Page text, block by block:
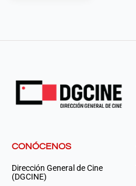
CONÓCENOS
Dirección General de Cine
(DGCINE)